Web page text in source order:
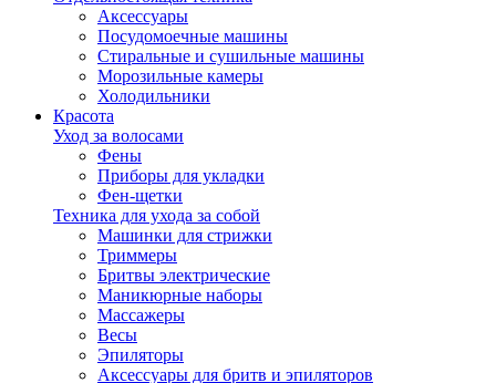
Аксессуары
Посудомоечные машины
Стиральные и сушильные машины
Морозильные камеры
Холодильники
Красота
Уход за волосами
Фены
Приборы для укладки
Фен-щетки
Техника для ухода за собой
Машинки для стрижки
Триммеры
Бритвы электрические
Маникюрные наборы
Массажеры
Весы
Эпиляторы
Аксессуары для бритв и эпиляторов